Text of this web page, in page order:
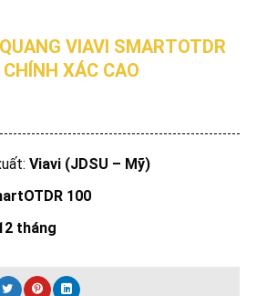
VIAVI SMARTOTDR
XÁC CAO
Viavi (JDSU – Mỹ)
100
tháng